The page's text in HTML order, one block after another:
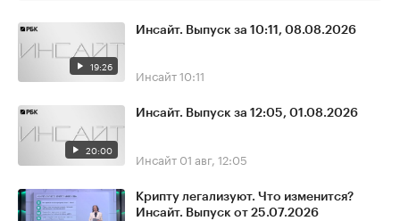
19:26
Инсайт. Выпуск за 10:11, 08.08.2026
Инсайт10:11
20:00
Инсайт. Выпуск за 12:05, 01.08.2026
Инсайт 01 авг, 12:05
Крипту легализуют. Что изменится?
Инсайт. Выпуск от 25.07.2026